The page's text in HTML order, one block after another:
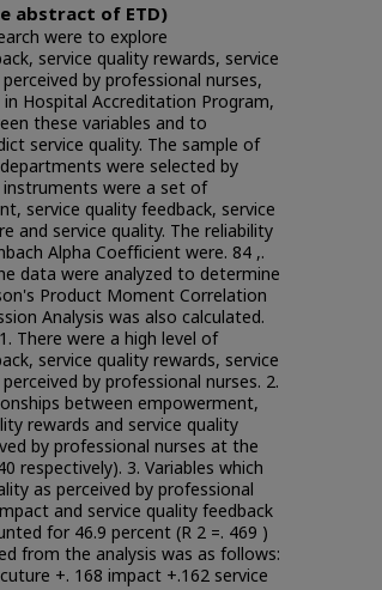
abstract of ETD)
were to explore
service quality rewards, service
by professional nurses,
Hospital Accreditation Program,
these variables and to
service quality. The sample of
were selected by
were a set of
service quality feedback, service
and service quality. The reliability
Alpha Coefficient were. 84 ,.
data were analyzed to determine
Product Moment Correlation
Analysis was also calculated.
There were a high level of
service quality rewards, service
by professional nurses. 2.
between empowerment,
rewards and service quality
by professional nurses at the
respectively). 3. Variables which
as perceived by professional
and service quality feedback
for 46.9 percent (R 2 =. 469 )
from the analysis was as follows:
+. 168 impact +.162 service